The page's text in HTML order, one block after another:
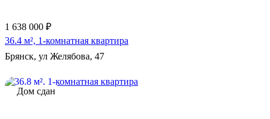
1 638 000 ₽
36.4 м², 1-комнатная квартира
Брянск, ул Желябова, 47
Дом сдан